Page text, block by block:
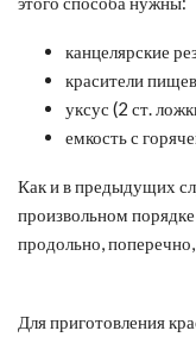
канцелярские
красители
уксус (2 ст.
емкость с
Как и в предыдущих
произвольном
продольно,
Для приготовления